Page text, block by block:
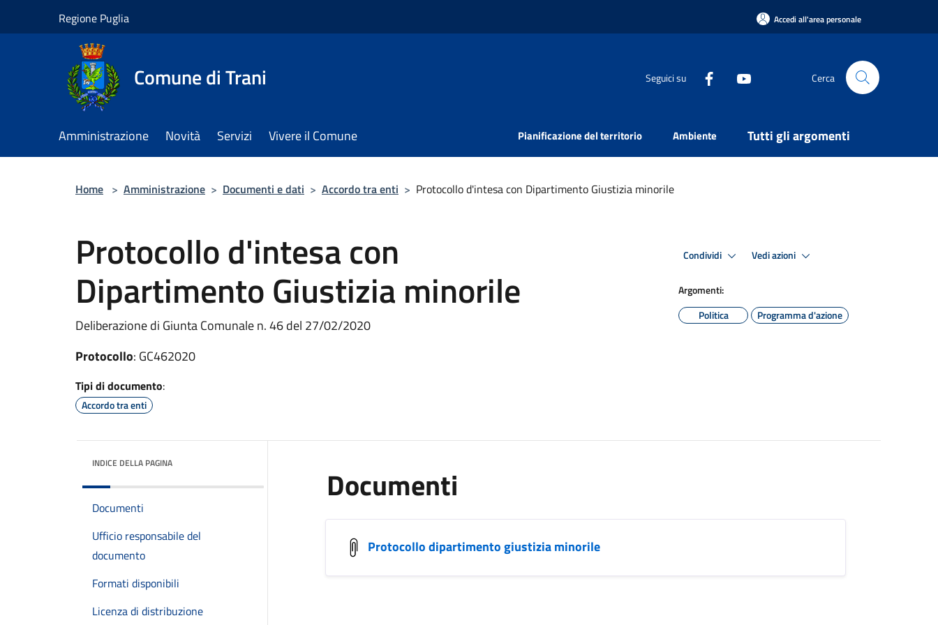
Regione Puglia Accedi all'area personale
Comune di Trani Seguici su Cerca
Amministrazione Novità Servizi Vivere il Comune Pianificazione del territorio Ambiente Tutti gli argomenti
Home > Amministrazione > Documenti e dati > Accordo tra enti > Protocollo d'intesa con Dipartimento Giustizia minorile
Protocollo d'intesa con
Dipartimento Giustizia minorile
Deliberazione di Giunta Comunale n. 46 del 27/02/2020
Protocollo: GC462020
Tipi di documento:
Accordo tra enti
Condividi Vedi azioni
Argomenti:
Politica
Programma d'azione
INDICE DELLA PAGINA
Documenti
Ufficio responsabile del
documento
Formati disponibili
Licenza di distribuzione
Documenti
Protocollo dipartimento giustizia minorile